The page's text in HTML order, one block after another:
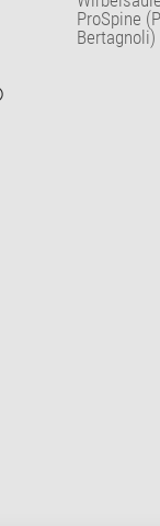
ProSpine
Bertagnoli)